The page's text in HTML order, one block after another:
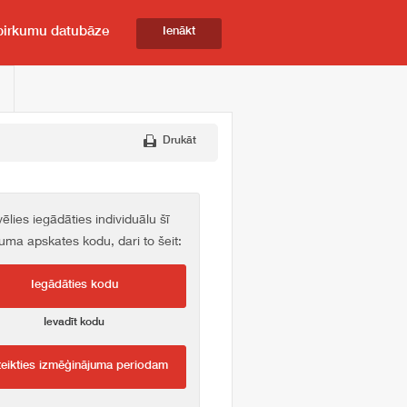
datubāze Ienākt
Drukāt
iegādāties individuālu šī
apskates kodu, dari to šeit:
Iegādāties kodu
Ievadīt kodu
izmēģinājuma periodam